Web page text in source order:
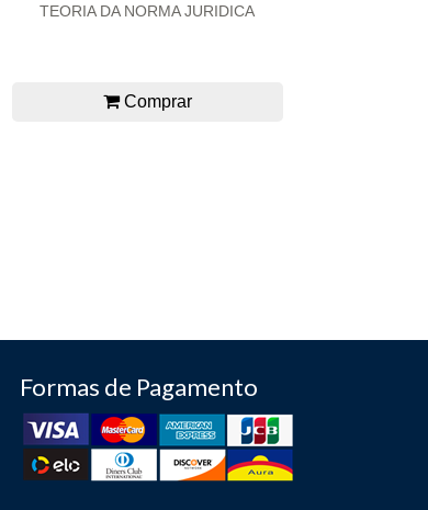
TEORIA DA NORMA JURIDICA
Comprar
Formas de Pagamento